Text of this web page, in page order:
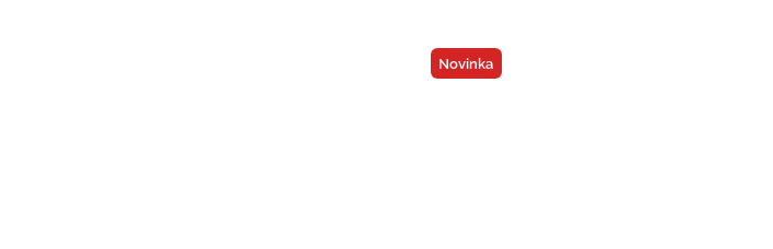
Novinka